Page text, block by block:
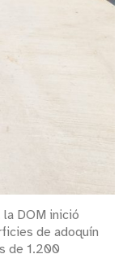
la DOM inició
de adoquín
de 1.200